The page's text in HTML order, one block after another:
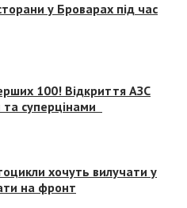
у Броварах під час
100! Відкриття АЗС
та суперцінами
хочуть вилучати у
на фронт